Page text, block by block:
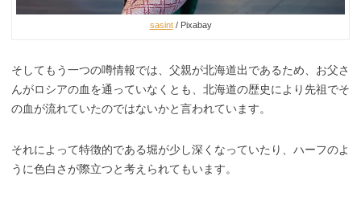
sasint/ Pixabay
そしてもう一つの噂情報では、父親が北海道出であるため、お父さ
んがロシアの血を通っていなくとも、北海道の歴史により先祖でそ
の血が流れていたのではないかと言われています。
それによって特徴的である堀が少し深くなっていたり、ハーフのよ
うに色白さが際立つと考えられてもいます。